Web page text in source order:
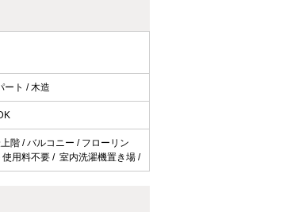
ート / 木造
階 / バルコニー / フローリン
使用料不要 / 室内洗濯機置き場 /